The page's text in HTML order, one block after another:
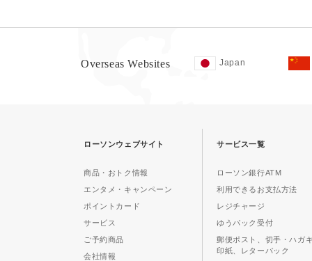
Overseas Websites Japan
ローソンウェブサイト
商品・おトク情報
エンタメ・キャンペーン
ポイントカード
サービス
ご予約商品
会社情報
サービス一覧
ローソン銀行ATM
利用できるお支払方法
レジチャージ
ゆうパック受付
郵便ポスト、切手・ハガ
印紙、レターパック